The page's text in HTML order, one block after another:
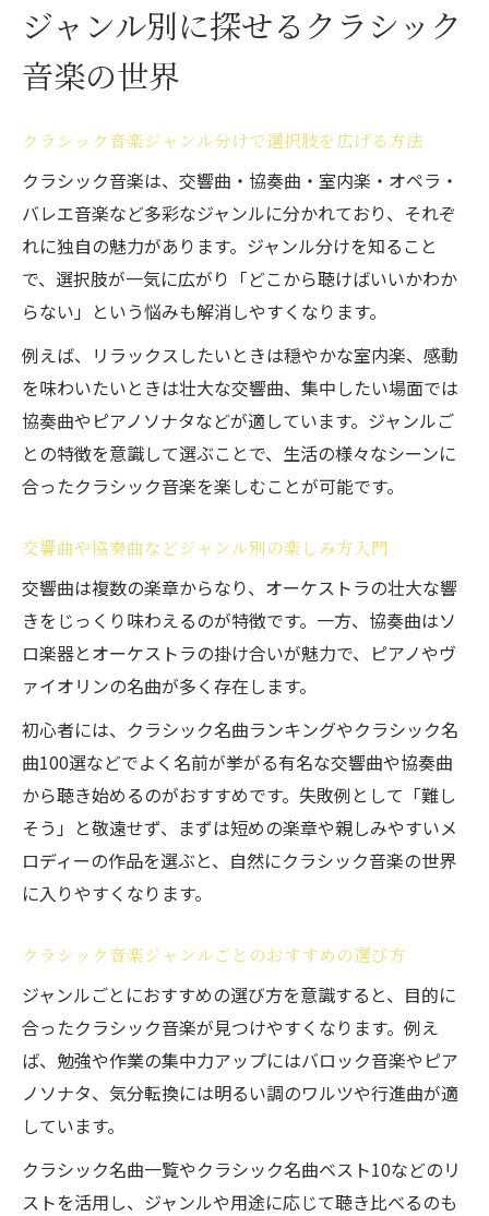
ジャンル別に探せるクラシック
音楽の世界
クラシック音楽ジャンル分けで選択肢を広げる方法
クラシック音楽は、交響曲・協奏曲・室内楽・オペラ・
バレエ音楽など多彩なジャンルに分かれており、それぞ
れに独自の魅力があります。ジャンル分けを知ること
で、選択肢が一気に広がり「どこから聴けばいいかわか
らない」という悩みも解消しやすくなります。
例えば、リラックスしたいときは穏やかな室内楽、感動
を味わいたいときは壮大な交響曲、集中したい場面では
協奏曲やピアノソナタなどが適しています。ジャンルご
との特徴を意識して選ぶことで、生活の様々なシーンに
合ったクラシック音楽を楽しむことが可能です。
交響曲や協奏曲などジャンル別の楽しみ方入門
交響曲は複数の楽章からなり、オーケストラの壮大な響
きをじっくり味わえるのが特徴です。一方、協奏曲はソ
ロ楽器とオーケストラの掛け合いが魅力で、ピアノやヴ
ァイオリンの名曲が多く存在します。
初心者には、クラシック名曲ランキングやクラシック名
曲100選などでよく名前が挙がる有名な交響曲や協奏曲
から聴き始めるのがおすすめです。失敗例として「難し
そう」と敬遠せず、まずは短めの楽章や親しみやすいメ
ロディーの作品を選ぶと、自然にクラシック音楽の世界
に入りやすくなります。
クラシック音楽ジャンルごとのおすすめの選び方
ジャンルごとにおすすめの選び方を意識すると、目的に
合ったクラシック音楽が見つけやすくなります。例え
ば、勉強や作業の集中力アップにはバロック音楽やピア
ノソナタ、気分転換には明るい調のワルツや行進曲が適
しています。
クラシック名曲一覧やクラシック名曲ベスト10などのリ
ストを活用し、ジャンルや用途に応じて聴き比べるのも